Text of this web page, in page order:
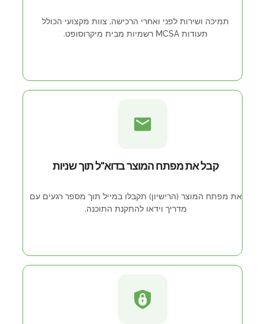
תמיכה ושירות לפני ואחרי הרכישה, צוות מקצועי הכולל
תעודות MCSA רשמיות מבית מיקרוסופט.
קבל את מפתח המוצר בדוא"ל תוך שניות
את מפתח המוצר (הרישיון) תקבלו במייל תוך מספר רגעים עם
מדריך וידאו להתקנת התוכנה.